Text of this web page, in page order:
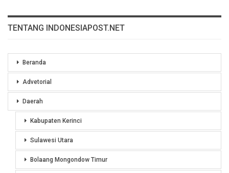
TENTANG INDONESIAPOST.NET
Beranda
Advetorial
Daerah
Kabupaten Kerinci
Sulawesi Utara
Bolaang Mongondow Timur